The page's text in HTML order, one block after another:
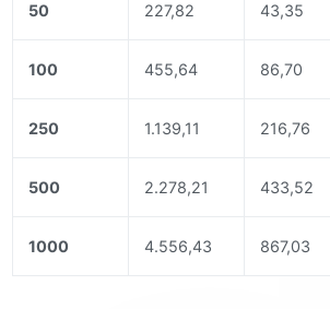
50 227,82 43,35
100 455,64 86,70
250 1.139,11 216,76
500 2.278,21 433,52
1000 4.556,43 867,03